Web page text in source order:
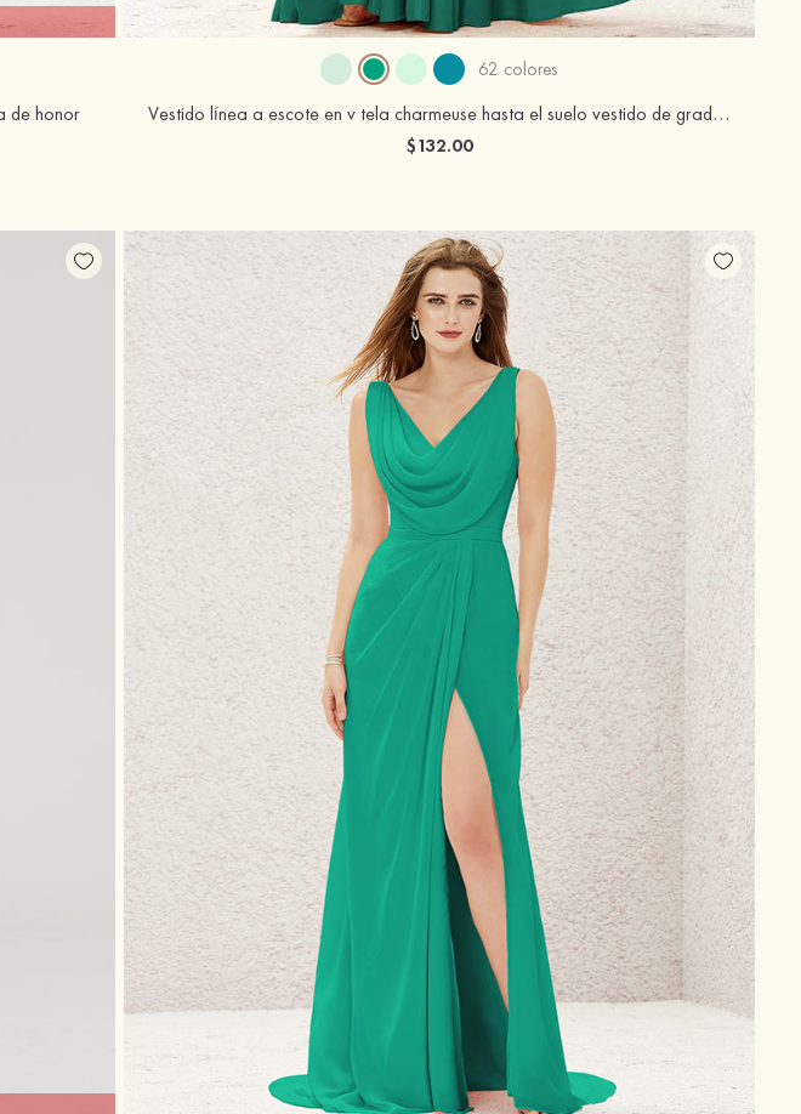
de honor
62 colores
Vestido línea a escote en v tela charmeuse hasta el suelo vestido de graduación
$132.00